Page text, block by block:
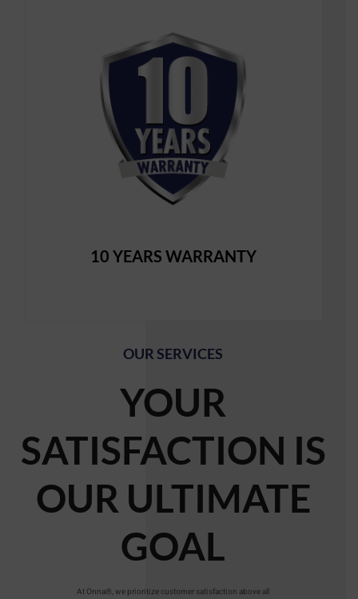
10 YEARS WARRANTY
OUR SERVICES
YOUR
SATISFACTION IS
OUR ULTIMATE
GOAL
At Onna®, we prioritize customer satisfaction above all